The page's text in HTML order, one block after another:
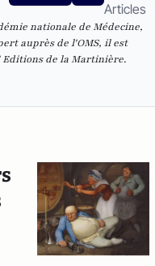
Articles
nationale de Médecine,
auprès de l'OMS, il est
Editions de la Martinière.